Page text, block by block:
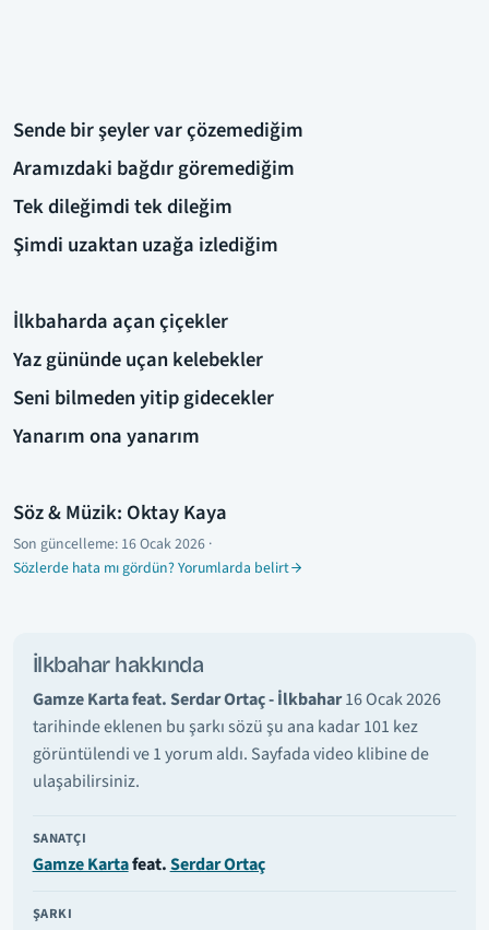
Sende bir şeyler var çözemediğim
Aramızdaki bağdır göremediğim
Tek dileğimdi tek dileğim
Şimdi uzaktan uzağa izlediğim
İlkbaharda açan çiçekler
Yaz gününde uçan kelebekler
Seni bilmeden yitip gidecekler
Yanarım ona yanarım
Söz & Müzik: Oktay Kaya
Son güncelleme: 16 Ocak 2026 ·
Sözlerde hata mı gördün? Yorumlarda belirt
İlkbahar hakkında
Gamze Karta feat. Serdar Ortaç - İlkbahar16 Ocak 2026
tarihinde eklenen bu şarkı sözü şu ana kadar 101 kez
görüntülendi ve 1 yorum aldı. Sayfada video klibine de
ulaşabilirsiniz.
SANATÇI
Gamze Kartafeat.Serdar Ortaç
ŞARKI